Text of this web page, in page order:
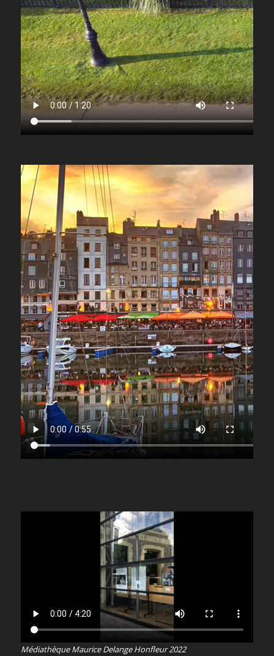
Médiathèque Maurice Delange Honfleur 2022